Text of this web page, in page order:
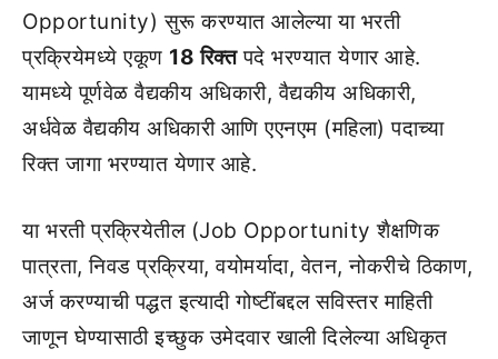
Opportunity) सुरू करण्यात आलेल्या या भरती
प्रक्रियेमध्ये एकूण 18 रिक्तपदे भरण्यात येणार आहे.
यामध्ये पूर्णवेळ वैद्यकीय अधिकारी, वैद्यकीय अधिकारी,
अर्धवेळ वैद्यकीय अधिकारी आणि एएनएम (महिला) पदाच्या
रिक्त जागा भरण्यात येणार आहे.
या भरती प्रक्रियेतील (Job Opportunity शैक्षणिक
पात्रता, निवड प्रक्रिया, वयोमर्यादा, वेतन, नोकरीचे ठिकाण,
अर्ज करण्याची पद्धत इत्यादी गोष्टींबद्दल सविस्तर माहिती
जाणून घेण्यासाठी इच्छुक उमेदवार खाली दिलेल्या अधिकृत